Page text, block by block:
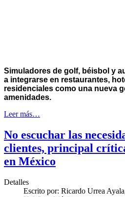
Simuladores de golf, béisbol y
a integrarse en restaurantes,
residenciales como una nueva
amenidades.
Leer más…
No escuchar las
clientes, principal
en México
Detalles
Escrito por: Ricardo Urrea